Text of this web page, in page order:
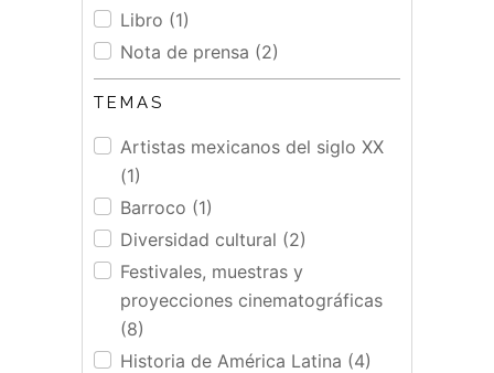
Libro (1)
Nota de prensa (2)
TEMAS
Artistas mexicanos del siglo XX
(1)
Barroco (1)
Diversidad cultural (2)
Festivales, muestras y
proyecciones cinematográficas
(8)
Historia de América Latina (4)